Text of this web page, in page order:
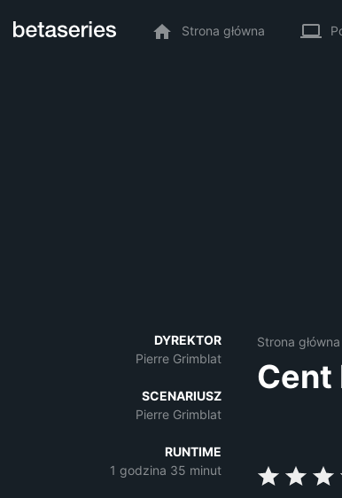
Strona główna
DYREKTOR
Pierre Grimblat
SCENARIUSZ
Pierre Grimblat
RUNTIME
1 godzina 35 minut
Strona główna
Cent